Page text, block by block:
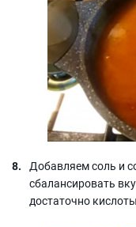
Добавляем соль и
сбалансировать
достаточно